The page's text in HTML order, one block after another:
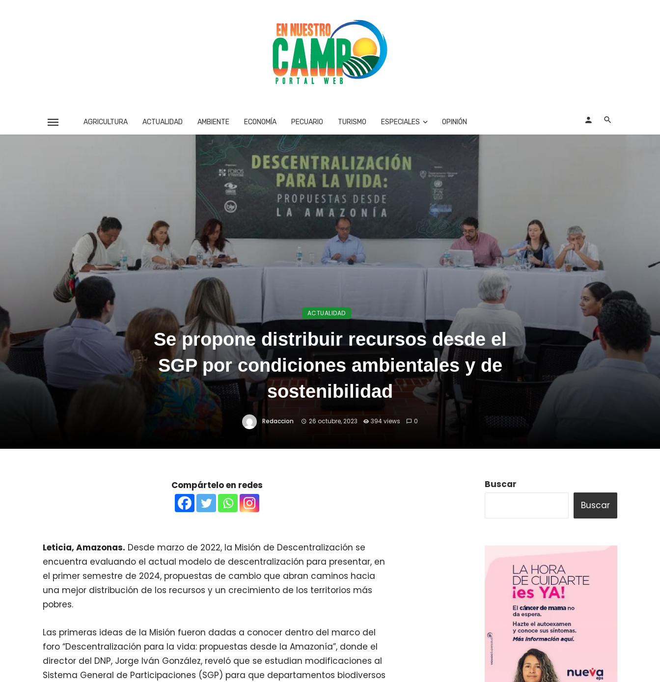
AGRICULTURA ACTUALIDAD AMBIENTE ECONOMÍA PECUARIO TURISMO ESPECIALES OPINIÓN
ACTUALIDAD
Se propone distribuir recursos desde el
SGP por condiciones ambientales y de
sostenibilidad
Redaccion 26 octubre, 2023 394 views 0
Compártelo en redes
Leticia, Amazonas. Desde marzo de 2022, la Misión de Descentralización se
encuentra evaluando el actual modelo de descentralización para presentar, en
el primer semestre de 2024, propuestas de cambio que abran caminos hacia
una mejor distribución de los recursos y un crecimiento de los territorios más
pobres.
Las primeras ideas de la Misión fueron dadas a conocer dentro del marco del
foro “Descentralización para la vida: propuestas desde la Amazonía”, donde el
director del DNP, Jorge Iván González, reveló que se estudian modificaciones al
Sistema General de Participaciones (SGP) para que departamentos biodiversos
Buscar
Buscar